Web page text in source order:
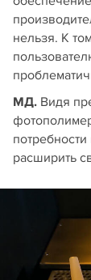
нельзя. К
МД. Видя
расширить